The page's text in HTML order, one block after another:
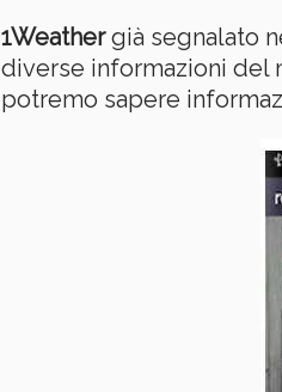
1Weathergià segnalato
diverse informazioni del
potremo sapere